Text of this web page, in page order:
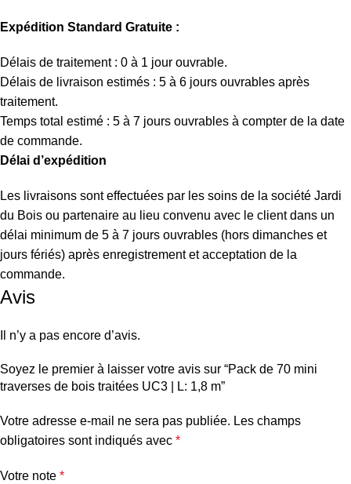
Expédition Standard Gratuite :
Délais de traitement : 0 à 1 jour ouvrable.
Délais de livraison estimés : 5 à 6 jours ouvrables après
traitement.
Temps total estimé : 5 à 7 jours ouvrables à compter de la date
de commande.
Délai d’expédition
Les livraisons sont effectuées par les soins de la société Jardi
du Bois ou partenaire au lieu convenu avec le client dans un
délai minimum de 5 à 7 jours ouvrables (hors dimanches et
jours fériés) après enregistrement et acceptation de la
commande.
Avis
Il n’y a pas encore d’avis.
Soyez le premier à laisser votre avis sur “Pack de 70 mini
traverses de bois traitées UC3 | L: 1,8 m”
Votre adresse e-mail ne sera pas publiée. Les champs
obligatoires sont indiqués avec *
Votre note *